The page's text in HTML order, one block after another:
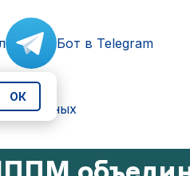
Бот в Telegram
данных
ОК